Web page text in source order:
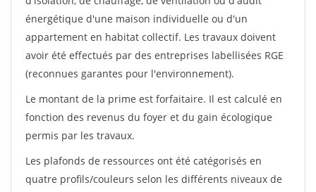
énergétique d'une maison individuelle ou d'un
appartement en habitat collectif. Les travaux doivent
avoir été effectués par des entreprises labellisées RGE
(reconnues garantes pour l'environnement).
Le montant de la prime est forfaitaire. Il est calculé en
fonction des revenus du foyer et du gain écologique
permis par les travaux.
Les plafonds de ressources ont été catégorisés en
quatre profils/couleurs selon les différents niveaux de